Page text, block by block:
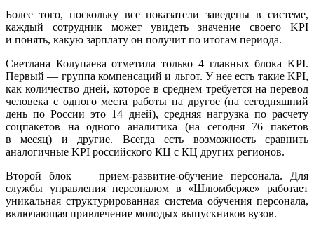
Более того, поскольку все показатели заведены в системе,
каждый сотрудник может увидеть значение своего KPI
и понять, какую зарплату он получит по итогам периода.
Светлана Колупаева отметила только 4 главных блока KPI.
Первый — группа компенсаций и льгот. У нее есть такие KPI,
как количество дней, которое в среднем требуется на перевод
человека с одного места работы на другое (на сегодняшний
день по России это 14 дней), средняя нагрузка по расчету
соцпакетов на одного аналитика (на сегодня 76 пакетов
в месяц) и другие. Всегда есть возможность сравнить
аналогичные KPI российского КЦ с КЦ других регионов.
Второй блок — прием-развитие-обучениеперсонала. Для
службы управления персоналом в «Шлюмберже» работает
уникальная структурированная система обучения персонала,
включающая привлечение молодых выпускников вузов.